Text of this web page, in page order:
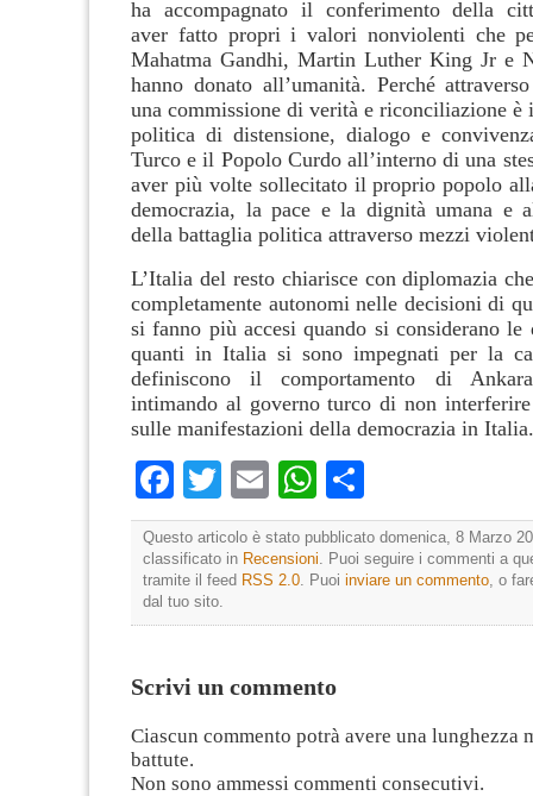
ha accompagnato il conferimento della
aver fatto propri i valori nonviolenti che
Mahatma Gandhi, Martin Luther King Jr e
hanno donato all’umanità. Perché
una commissione di verità e riconciliazione è
politica di distensione, dialogo e
Turco e il Popolo Curdo all’interno di una
aver più volte sollecitato il proprio popolo
democrazia, la pace e la dignità umana e
della battaglia politica attraverso mezzi
L’Italia del resto chiarisce con diplomazia
completamente autonomi nelle decisioni di
si fanno più accesi quando si considerano
quanti in Italia si sono impegnati per la
definiscono il comportamento di
intimando al governo turco di non
sulle manifestazioni della democrazia in Italia.
Facebook
Twitter
EmailWhatsApp
Questo articolo è stato pubblicato domenica, 8 Marzo
classificato in Recensioni . Puoi seguire i commenti a
tramite il feed RSS 2.0 . Puoi inviare un commento , o
dal tuo sito.
Scrivi un commento
Ciascun commento potrà avere una lunghezza
battute.
Non sono ammessi commenti consecutivi.